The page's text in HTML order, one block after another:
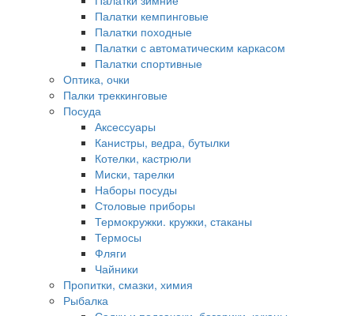
Палатки кемпинговые
Палатки походные
Палатки с автоматическим каркасом
Палатки спортивные
Оптика, очки
Палки треккинговые
Посуда
Аксессуары
Канистры, ведра, бутылки
Котелки, кастрюли
Миски, тарелки
Наборы посуды
Столовые приборы
Термокружки. кружки, стаканы
Термосы
Фляги
Чайники
Пропитки, смазки, химия
Рыбалка